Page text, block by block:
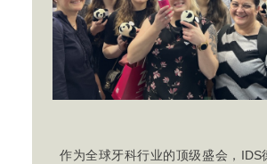
作为全球牙科行业的顶级盛会，IDS